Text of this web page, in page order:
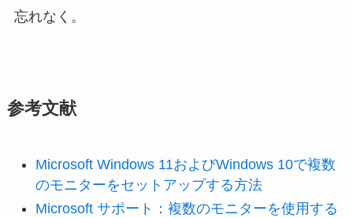
忘れなく。
参考文献
Microsoft Windows 11およびWindows 10で複数
のモニターをセットアップする方法
Microsoft サポート：複数のモニターを使用する